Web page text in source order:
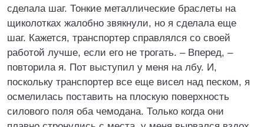
сделала шаг. Тонкие металлические браслеты на
щиколотках жалобно звякнули, но я сделала еще
шаг. Кажется, транспортер справлялся со своей
работой лучше, если его не трогать. – Вперед, –
повторила я. Пот выступил у меня на лбу. И,
поскольку транспортер все еще висел над песком, я
осмелилась поставить на плоскую поверхность
силового поля оба чемодана. Только когда они